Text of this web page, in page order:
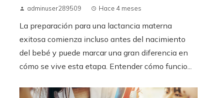
adminuser289509 Hace 4 meses
La preparación para una lactancia materna
exitosa comienza incluso antes del nacimiento
del bebé y puede marcar una gran diferencia en
cómo se vive esta etapa. Entender cómo funcio...